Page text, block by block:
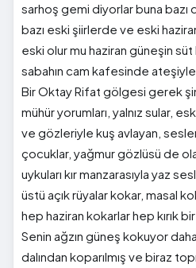
sarhoş gemi diyorlar buna bazı
bazı eski şiirlerde ve eski
eski olur mu haziran güneşin süt
sabahın cam kafesinde ateşiyle
Bir Oktay Rifat gölgesi gerek
mühür yorumları, yalnız sular,
ve gözleriyle kuş avlayan,
çocuklar, yağmur gözlüsü de
uykuları kır manzarasıyla yaz
üstü açık rüyalar kokar, masal
hep haziran kokarlar hep kırık bir
Senin ağzın güneş kokuyor
dalından koparılmış ve biraz